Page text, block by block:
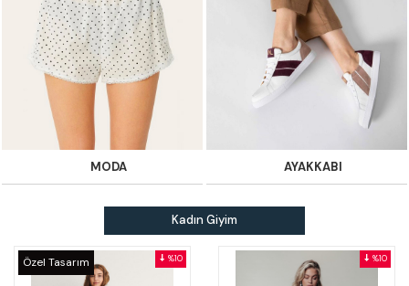
MODA AYAKKABI
Kadın Giyim
Özel Tasarım %10 %10